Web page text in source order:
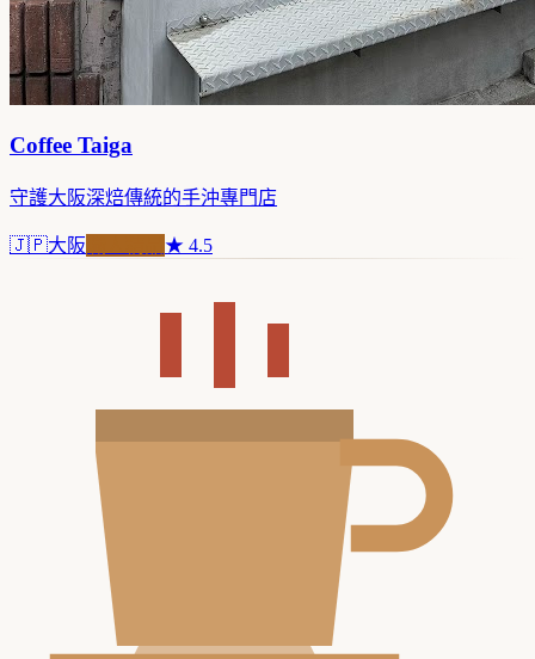
Coffee Taiga
守護大阪深焙傳統的手沖專門店
🇯🇵大阪 ★ 4.5